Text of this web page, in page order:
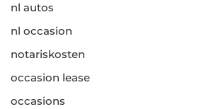
nl autos
nl occasion
notariskosten
occasion lease
occasions